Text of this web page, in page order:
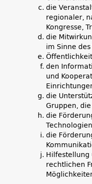
die
regionaler,
Kongresse,
die
im Sinne
den
und
die
Gruppen,
die
die
rechtlichen